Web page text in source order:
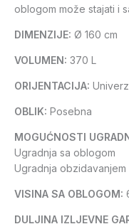
oblogom može stajati i
DIMENZIJE: Ø 160 cm
VOLUMEN: 370 L
ORIJENTACIJA:
OBLIK: Posebna
MOGUĆNOSTI
Ugradnja sa oblogom
Ugradnja obzidavanjem
VISINA SA OBLOGOM:
DULJINA IZLJEVNE